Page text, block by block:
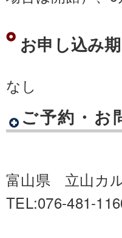
お申し込み
なし
ご予約・お
富山県 立山カ
TEL:076-481-